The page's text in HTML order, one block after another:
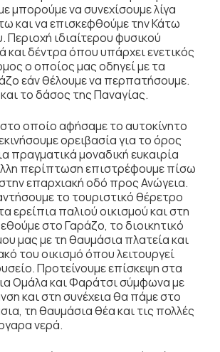
µπορούµε να συνεχίσουµε λίγα
και να επισκεφθούµε την Κάτω
ιδιαίτερου φυσικού
και δέντρα όπου υπάρχει ενετικός
ο οποίος µας οδηγεί µε τα
εάν θέλουµε να περπατήσουµε.
και το δάσος της Παναγίας.
οποίο αφήσαµε το αυτοκίνητο
ορειβασία για το όρος
πραγµατικά µοναδική ευκαιρία
περίπτωση επιστρέφουµε πίσω
επαρχιακή οδό προς Ανώγεια.
το τουριστικό θέρετρο
ερείπια παλιού οικισµού και στη
στο Γαράζο, το διοικητικό
µας µε τη θαυµάσια πλατεία και
του οικισµό όπου λειτουργεί
Προτείνουµε επίσκεψη στα
Οµάλα και Φαράτσι σύµφωνα µε
και στη συνέχεια θα πάµε στο
τη θαυµάσια θέα και τις πολλές
νερά.